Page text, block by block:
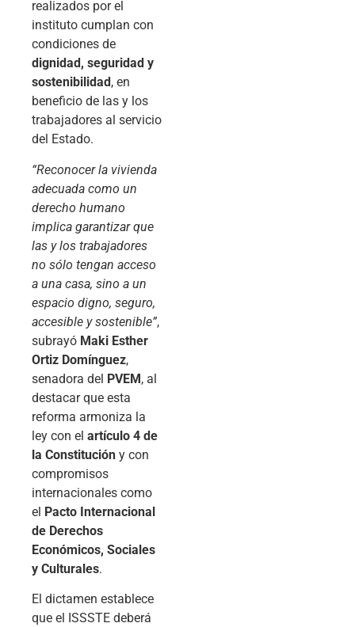
realizados por el
instituto cumplan con
condiciones de
dignidad, seguridad y
sostenibilidad , en
beneficio de las y los
trabajadores al servicio
del Estado.
“Reconocer la vivienda
adecuada como un
derecho humano
implica garantizar que
las y los trabajadores
no sólo tengan acceso
a una casa, sino a un
espacio digno, seguro,
accesible y sostenible”,
subrayó Maki Esther
Ortiz Domínguez,
senadora del PVEM, al
destacar que esta
reforma armoniza la
ley con el artículo 4 de
la Constitución y con
compromisos
internacionales como
el Pacto Internacional
de Derechos
Económicos, Sociales
y Culturales.
El dictamen establece
que el ISSSTE deberá